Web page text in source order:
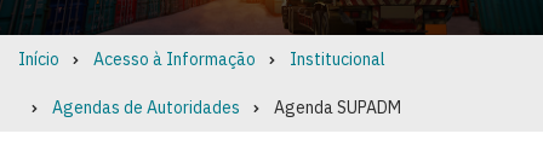
Breadcrumb
Início Acesso à Informação Institucional
Agendas de Autoridades Agenda SUPADM